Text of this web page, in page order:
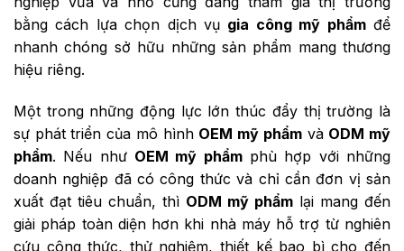
bằng cách lựa chọn dịch vụ gia công mỹ phẩmđể
nhanh chóng sở hữu những sản phẩm mang thương
hiệu riêng.
Một trong những động lực lớn thúc đẩy thị trường là
sự phát triển của mô hình OEM mỹ phẩmvà ODM mỹ
phẩm. Nếu như OEM mỹ phẩmphù hợp với những
doanh nghiệp đã có công thức và chỉ cần đơn vị sản
xuất đạt tiêu chuẩn, thì ODM mỹ phẩm lại mang đến
giải pháp toàn diện hơn khi nhà máy hỗ trợ từ nghiên
cứu công thức, thử nghiệm, thiết kế bao bì cho đến